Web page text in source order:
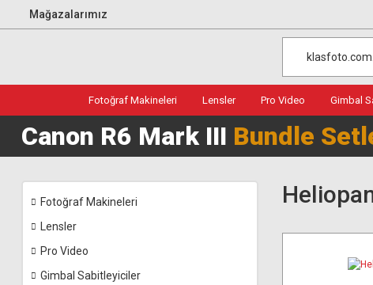
Mağazalarımız
Fotoğraf Makineleri Lensler Pro Video Gimbal
Canon R6 Mark III Bundle
Fotoğraf Makineleri
Lensler
Pro Video
Gimbal Sabitleyiciler